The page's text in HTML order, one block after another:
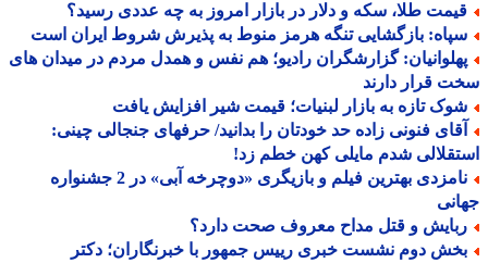
طلا، سکه و دلار در بازار امروز به چه عددی رسید؟
بازگشایی تنگه هرمز منوط به پذیرش شروط ایران است
گزارشگران رادیو؛ هم نفس و همدل مردم در میدان های
قرار دارند
تازه به بازار لبنیات؛ قیمت شیر افزایش یافت
فنونی زاده حد خودتان را بدانید/ حرفهای جنجالی چینی:
شدم مایلی کهن خطم زد!
نامزدی بهترین فیلم و بازیگری «دوچرخه آبی» در 2 جشنواره
و قتل مداح معروف صحت دارد؟
دوم نشست خبری رییس جمهور با خبرنگاران؛ دکتر